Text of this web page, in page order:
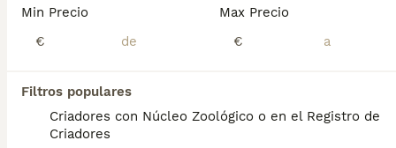
Min Precio
€
Max Precio
€
Filtros populares
Criadores con Núcleo Zoológico o en el Registro de
Criadores
Preguntas frecuentes
¿Cuánto cuesta un cachorro
de Braco Italiano?